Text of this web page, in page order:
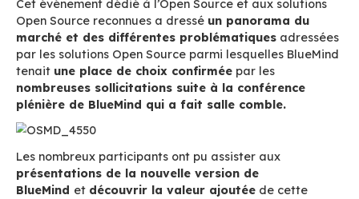
questions.
BlueMind a également participé à l’Open
Management Dayorganisé par son
CI.